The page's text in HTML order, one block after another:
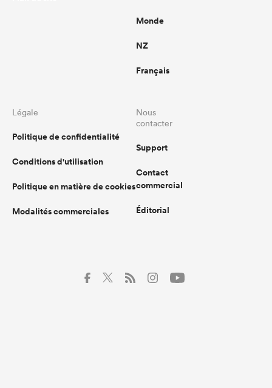
Monde
NZ
Français
Légale
Politique de confidentialité
Conditions d'utilisation
Politique en matière de cookies
Modalités commerciales
Nous
contacter
Support
Contact
commercial
Éditorial